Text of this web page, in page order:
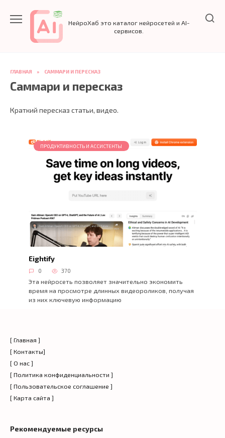
содержанию
НейроХаб это каталог нейросетей и AI-
сервисов.
ГЛАВНАЯ » САММАРИ И ПЕРЕСКАЗ
Саммари и пересказ
Краткий пересказ статьи, видео.
ПРОДУКТИВНОСТЬ И АССИСТЕНТЫ
Eightify
0 370
Эта нейросеть позволяет значительно экономить
время на просмотре длинных видеороликов, получая
из них ключевую информацию
[ Главная ]
[ Контакты]
[ О нас ]
[ Политика конфиденциальности ]
[ Пользовательское соглашение ]
[ Карта сайта ]
Рекомендуемые ресурсы